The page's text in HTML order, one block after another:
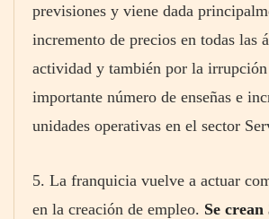
previsiones y viene dada
incremento de precios en todas las
actividad y también por la
importante número de enseñas e
unidades operativas en el sector
5. La franquicia vuelve a actuar
en la creación de empleo. Se crean